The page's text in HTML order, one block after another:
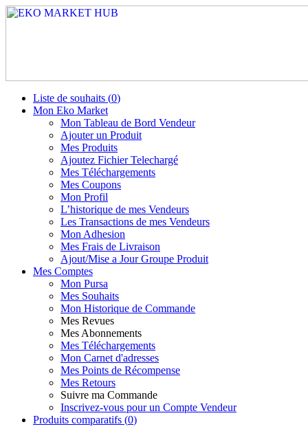
Liste de souhaits (0)
Mon Eko Market
Mon Tableau de Bord Vendeur
Ajouter un Produit
Mes Produits
Ajoutez Fichier Telechargé
Mes Téléchargements
Mes Coupons
Mon Profil
L’historique de mes Vendeurs
Les Transactions de mes Vendeurs
Mon Adhesion
Mes Frais de Livraison
Ajout/Mise a Jour Groupe Produit
Mes Comptes
Mon Pursa
Mes Souhaits
Mon Historique de Commande
Mes Revues
Mes Abonnements
Mes Téléchargements
Mon Carnet d'adresses
Mes Points de Récompense
Mes Retours
Suivre ma Commande
Inscrivez-vous pour un Compte Vendeur
Produits comparatifs (0)